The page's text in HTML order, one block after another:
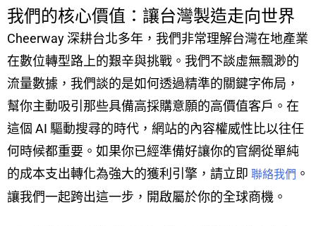
我們的核心價值：讓台灣製造走向世界
Cheerway 深耕台北多年，我們非常理解台灣在地產業
在數位轉型路上的艱辛與挑戰。我們不談虛無飄渺的
流量數據，我們談的是如何透過精準的關鍵字佈局，
幫你主動吸引那些具備高採購意願的高價值客戶。在
這個 AI 驅動搜尋的時代，網站的內容權威性比以往任
何時候都重要。如果你已經準備好讓你的官網從單純
的成本支出轉化為強大的獲利引擎，請立即 聯絡我們 。
讓我們一起跨出這一步，開啟屬於你的全球商機。